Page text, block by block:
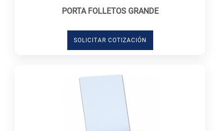
PORTA FOLLETOS GRANDE
SOLICITAR COTIZACIÓN